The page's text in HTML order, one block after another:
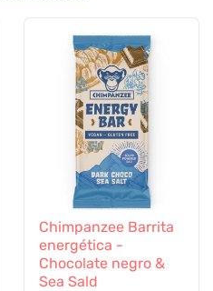
Chimpanzee Barrita
energética -
Chocolate negro &
Sea Sald